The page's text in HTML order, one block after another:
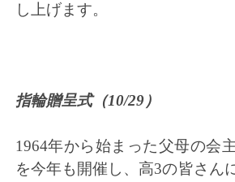
し上げます。
指輪贈呈式（10/29）
1964年から始まった父母の会
を今年も開催し、高3の皆さん